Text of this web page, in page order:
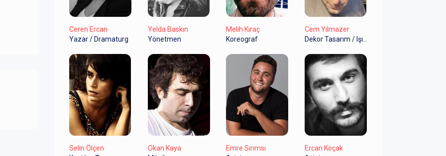
Ceren Ercan
Yazar / Dramaturg
Yelda Baskın
Yönetmen
Melih Kıraç
Koreograf
Cem Yılmazer
Selin Ölçen
Okan Kaya
Emre Sırımsı
Ercan Koçak